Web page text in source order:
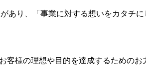
あり、「事業に対する想いをカタチ
様の理想や目的を達成するためのお